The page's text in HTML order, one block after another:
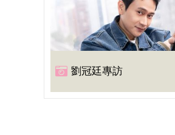
劉冠廷專訪